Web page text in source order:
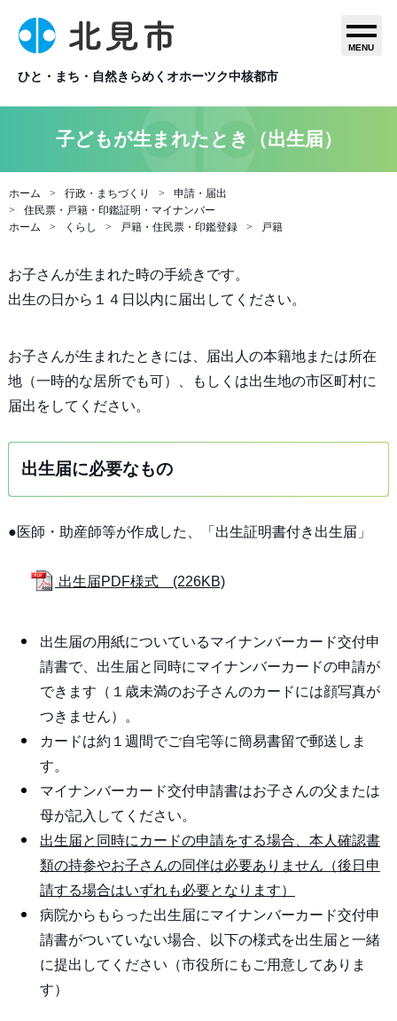
ひと・まち・自然きらめくオホーツク中核都市
MENU
子どもが生まれたとき（出生届）
ホーム 行政・まちづくり
申請・届出
住民票・戸籍・印鑑証明・マイナンバー
ホーム
くらし 戸籍・住民票・印鑑登録 戸籍
お子さんが生まれた時の手続きです。
出生の日から１４日以内に届出してください。
お子さんが生まれたときには、届出人の本籍地または所在
地（一時的な居所でも可）、もしくは出生地の市区町村に
届出をしてください。
出生届に必要なもの
●医師・助産師等が作成した、「出生証明書付き出生届」
出生届PDF様式 (226KB)
出生届の用紙についているマイナンバーカード交付申
請書で、出生届と同時にマイナンバーカードの申請が
できます（１歳未満のお子さんのカードには顔写真が
つきません）。
カードは約１週間でご自宅等に簡易書留で郵送しま
す。
マイナンバーカード交付申請書はお子さんの父または
母が記入してください。
出生届と同時にカードの申請をする場合、本人確認書
類の持参やお子さんの同伴は必要ありません（後日申
請する場合はいずれも必要となります）
病院からもらった出生届にマイナンバーカード交付申
請書がついていない場合、以下の様式を出生届と一緒
に提出してください（市役所にもご用意してありま
す）